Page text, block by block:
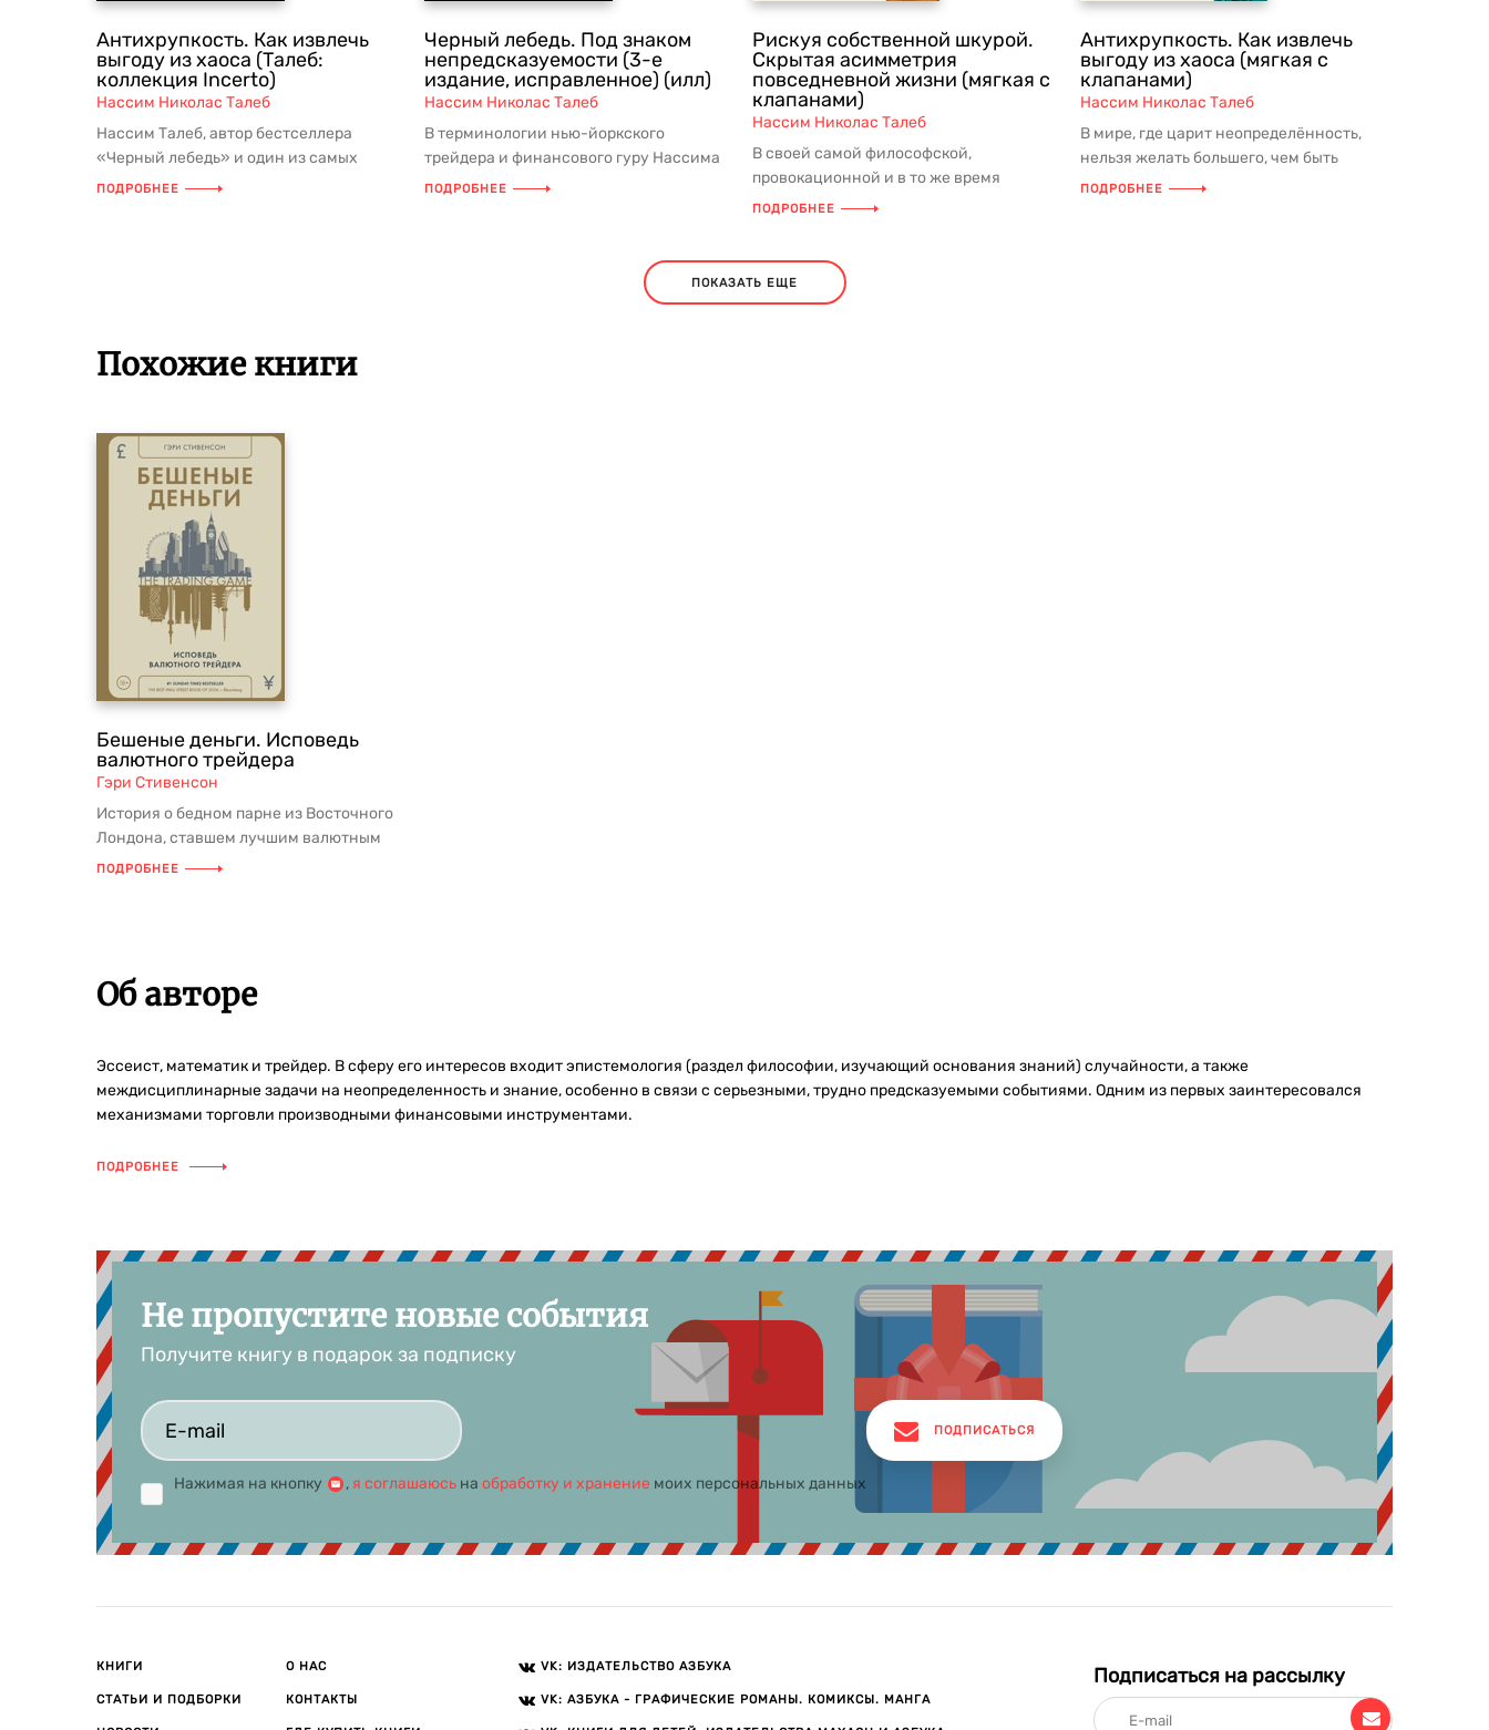
Антихрупкость. Как извлечь
выгоду из хаоса (Талеб:
коллекция Incerto)
Нассим Николас Талеб
Нассим Талеб, автор бестселлера
«Черный лебедь» и один из самых
ярких мыслителей современности,
ПОДРОБНЕЕ
Черный лебедь. Под знаком
непредсказуемости (3-е
издание, исправленное) (илл)
Нассим Николас Талеб
В терминологии нью-йоркского
трейдера и финансового гуру Нассима
Талеба Черный лебедь — это непредск...
ПОДРОБНЕЕ
Рискуя собственной шкурой.
Скрытая асимметрия
повседневной жизни (мягкая с
клапанами)
Нассим Николас Талеб
В своей самой философской,
провокационной и в то же время
прагматичной книге Талеб размышляет
ПОДРОБНЕЕ
Антихрупкость. Как извлечь
выгоду из хаоса (мягкая с
клапанами)
Нассим Николас Талеб
В мире, где царит неопределённость,
нельзя желать большего, чем быть
антихрупким — то есть уметь при...
ПОДРОБНЕЕ
ПОКАЗАТЬ ЕЩЕ
Похожие книги
Бешеные деньги. Исповедь
валютного трейдера
Гэри Стивенсон
История о бедном парне из Восточного
Лондона, ставшем лучшим валютным
трейдером американского Citiba...
ПОДРОБНЕЕ
Об авторе
Эссеист, математик и трейдер. В сферу его интересов входит эпистемология (раздел философии, изучающий основания знаний) случайности, а также
междисциплинарные задачи на неопределенность и знание, особенно в связи с серьезными, трудно предсказуемыми событиями. Одним из первых заинтересовался
механизмами торговли производными финансовыми инструментами.
ПОДРОБНЕЕ
Не пропустите новые события
Получите книгу в подарок за подписку
Нажимая на кнопку , я соглашаюсь на обработку и хранение моих персональных данных
ПОДПИСАТЬСЯ
КНИГИ
СТАТЬИ И ПОДБОРКИ
О НАС
КОНТАКТЫ
VK: ИЗДАТЕЛЬСТВО АЗБУКА
VK: АЗБУКА - ГРАФИЧЕСКИЕ РОМАНЫ. КОМИКСЫ. МАНГА
Подписаться на рассылку